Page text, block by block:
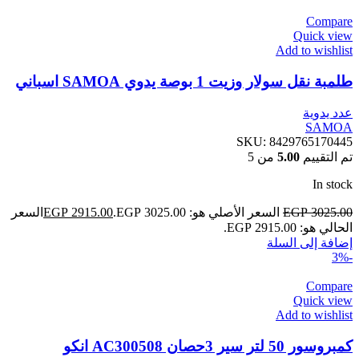
Compare
Quick view
Add to wishlist
طلمبة نقل سولار وزيت 1 بوصة يدوي SAMOA اسباني
عدد يدوية
SAMOA
SKU: 8429765170445
تم التقييم 5.00 من 5
In stock
EGP3025.00 السعر الأصلي هو: EGP 3025.00. EGP 2915.00
السعر
الحالي هو: EGP 2915.00.
إضافة إلى السلة
-3%
Compare
Quick view
Add to wishlist
كمبروسور 50 لتر سير 3حصان AC300508 انكو